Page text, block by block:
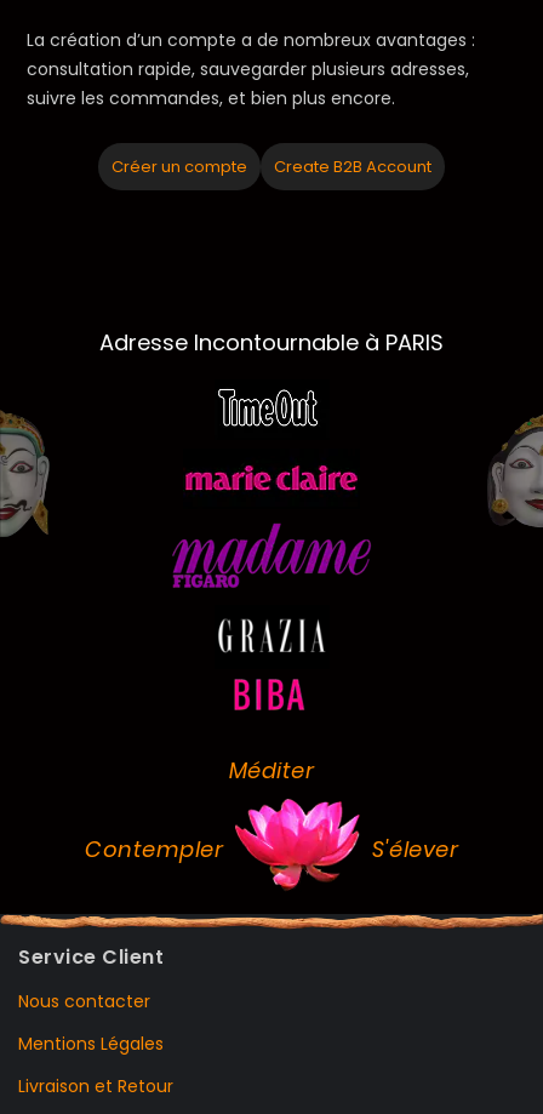
La création d’un compte a de nombreux avantages :
consultation rapide, sauvegarder plusieurs adresses,
suivre les commandes, et bien plus encore.
Créer un compte Create B2B Account
Adresse Incontournable à PARIS
Méditer
Contempler S'élever
Service Client
Nous contacter
Mentions Légales
Livraison et Retour